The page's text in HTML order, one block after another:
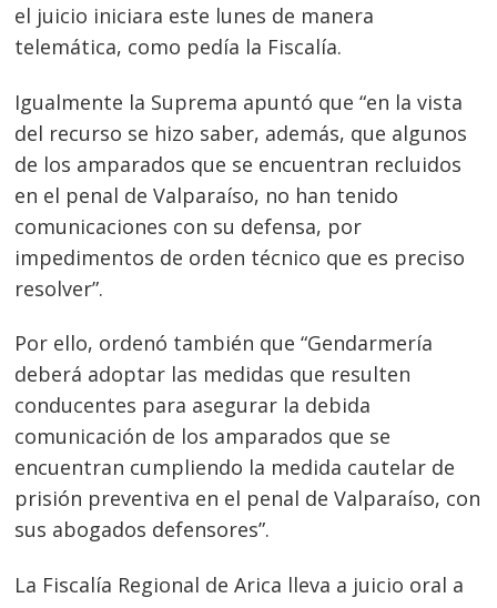
el juicio iniciara este lunes de manera
telemática, como pedía la Fiscalía.
Igualmente la Suprema apuntó que “en la vista
del recurso se hizo saber, además, que algunos
de los amparados que se encuentran recluidos
en el penal de Valparaíso, no han tenido
comunicaciones con su defensa, por
impedimentos de orden técnico que es preciso
resolver”.
Por ello, ordenó también que “Gendarmería
deberá adoptar las medidas que resulten
conducentes para asegurar la debida
comunicación de los amparados que se
encuentran cumpliendo la medida cautelar de
prisión preventiva en el penal de Valparaíso, con
sus abogados defensores”.
La Fiscalía Regional de Arica lleva a juicio oral a
Navegación
de
entradas